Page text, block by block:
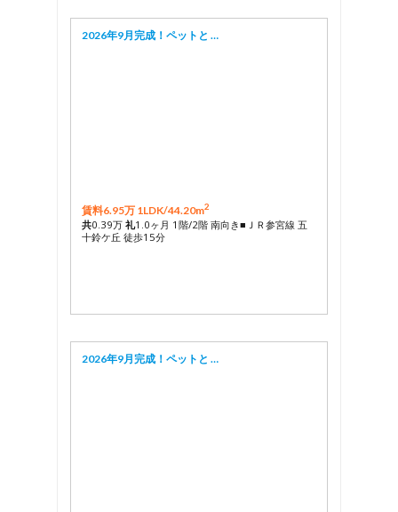
2026年9月完成！ペットと …
賃料6.95万 1LDK/44.20m2
共0.39万 礼1.0ヶ月 1階/2階 南向き■ＪＲ参宮線 五
十鈴ケ丘 徒歩15分
2026年9月完成！ペットと …